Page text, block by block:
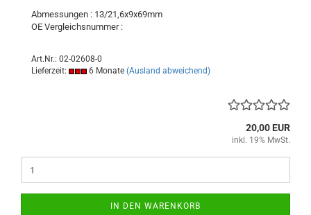
Abmessungen : 13/21,6x9x69mm
OE Vergleichsnummer :
Art.Nr.: 02-02608-0
Lieferzeit:
6 Monate (Ausland abweichend)
20,00 EUR
inkl. 19% MwSt.
IN DEN WARENKORB